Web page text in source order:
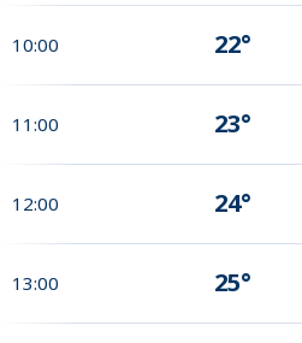
10:00 22°
11:00 23°
12:00 24°
13:00 25°